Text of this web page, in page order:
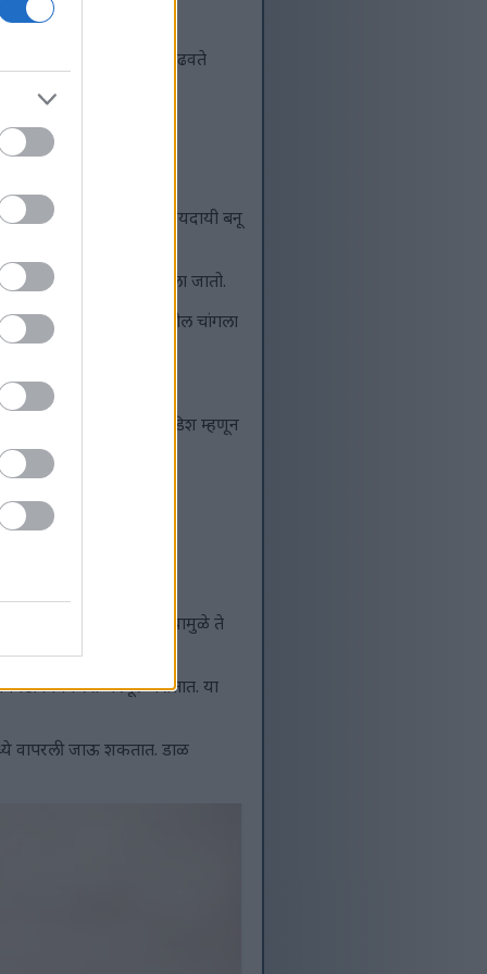
ठेवण्यास मदत करते.
मिश्रण एकूण आरोग्य वाढवते
स्वयंपाक चांगला आणि आरोग्यदायी बनू
अनेक पदार्थांसोबत चांगला जातो.
ते त्यांचा आकार देखील चांगला
सॅलडमध्ये किंवा साइड डिश म्हणून
करण्यास मदत करतात. यामुळे ते
भरपूर असतात. या
वापरली जाऊ शकतात. डाळ